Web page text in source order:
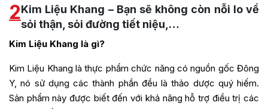
2Kim Liệu Khang – Bạn sẽ không còn nỗi lo về
sỏi thận, sỏi đường tiết niệu,…
Kim Liệu Khang là gì?
Kim Liệu Khang là thực phẩm chức năng có nguồn gốc Đông
Y, nó sử dụng các thành phần đều là thảo dược quý hiếm.
Sản phẩm này được biết đến với khả năng hỗ trợ điều trị các